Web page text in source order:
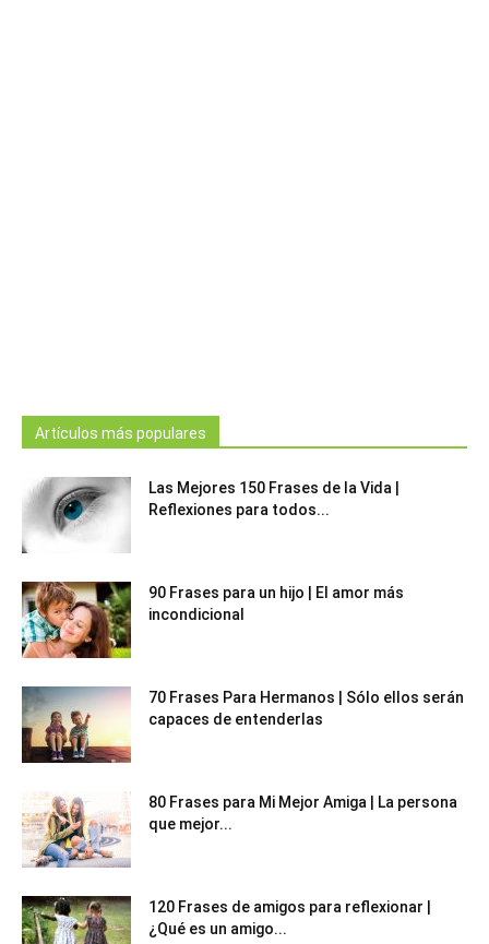
Artículos más populares
Las Mejores 150 Frases de la Vida |
Reflexiones para todos...
90 Frases para un hijo | El amor más
incondicional
70 Frases Para Hermanos | Sólo ellos serán
capaces de entenderlas
80 Frases para Mi Mejor Amiga | La persona
que mejor...
120 Frases de amigos para reflexionar |
¿Qué es un amigo...